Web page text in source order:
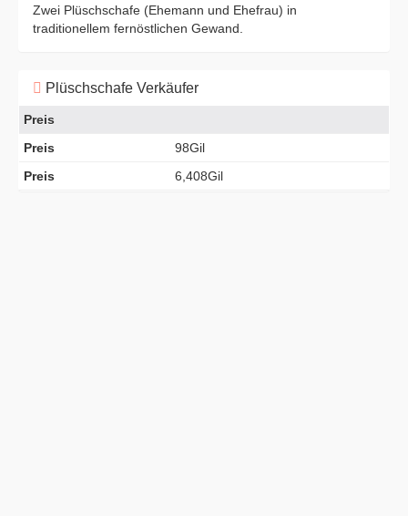
Zwei Plüschschafe (Ehemann und Ehefrau) in
traditionellem fernöstlichen Gewand.
Plüschschafe Verkäufer
Preis
Preis
98Gil
Preis
6,408Gil